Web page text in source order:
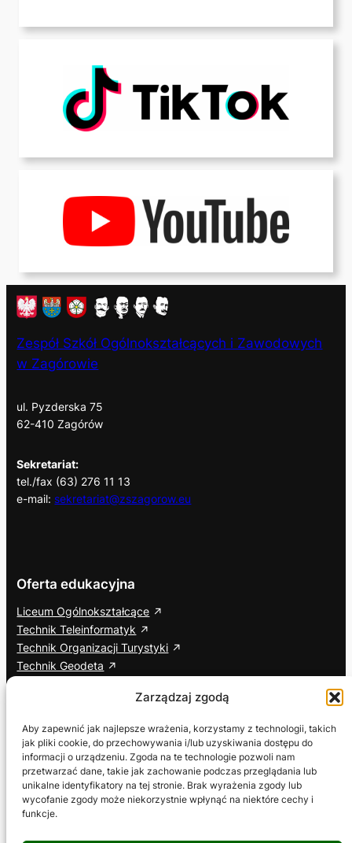
Zarządzaj zgodą
Aby zapewnić jak najlepsze wrażenia, korzystamy z technologii, takich
jak pliki cookie, do przechowywania i/lub uzyskiwania dostępu do
informacji o urządzeniu. Zgoda na te technologie pozwoli nam
przetwarzać dane, takie jak zachowanie podczas przeglądania lub
unikalne identyfikatory na tej stronie. Brak wyrażenia zgody lub
wycofanie zgody może niekorzystnie wpłynąć na niektóre cechy i
funkcje.
Zespół Szkół Ogólnokształcących i Zawodowych
w Zagórowie
ul. Pyzderska 75
62-410 Zagórów
Sekretariat:
tel./fax (63) 276 11 13
e-mail: sekretariat@zszagorow.eu
Oferta edukacyjna
Liceum Ogólnokształcące
Technik Teleinformatyk
Technik Organizacji Turystyki
Technik Geodeta
Cisco Networking Academy
Informacje dodatkowe
ETR – Tekst łatwy do czytania
Deklaracja dostępności
Wniosek o zapewnienie dostępności
Social media
Facebook
YouTube